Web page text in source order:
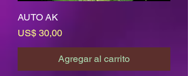
AUTO AK
Precio
US$ 30,00
Agregar al carrito